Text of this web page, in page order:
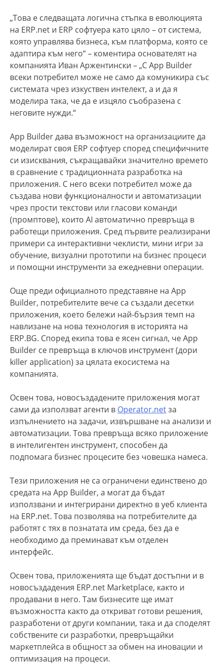
„Това е следващата логична стъпка в еволюцията
на ERP.net и ERP софтуера като цяло – от система,
която управлява бизнеса, към платформа, която се
адаптира към него“ – коментира основателят на
компанията Иван Аржентински – „С App Builder
всеки потребител може не само да комуникира със
системата чрез изкуствен интелект, а и да я
моделира така, че да е изцяло съобразена с
неговите нужди.“
App Builder дава възможност на организациите да
моделират своя ERP софтуер според специфичните
си изисквания, съкращавайки значително времето
в сравнение с традиционната разработка на
приложения. С него всеки потребител може да
създава нови функционалности и автоматизации
чрез прости текстови или гласови команди
(промптове), които AI автоматично превръща в
работещи приложения. Сред първите реализирани
примери са интерактивни чеклисти, мини игри за
обучение, визуални прототипи на бизнес процеси
и помощни инструменти за ежедневни операции.
Още преди официалното представяне на App
Builder, потребителите вече са създали десетки
приложения, което бележи най-бързия темп на
навлизане на нова технология в историята на
ERP.BG. Според екипа това е ясен сигнал, че App
Builder се превръща в ключов инструмент (дори
killer application) за цялата екосистема на
компанията.
Освен това, новосъздадените приложения могат
сами да използват агенти в Operator.netза
изпълнението на задачи, извършване на анализи и
автоматизации. Това превръща всяко приложение
в интелигентен инструмент, способен да
подпомага бизнес процесите без човешка намеса.
Тези приложения не са ограничени единствено до
средата на App Builder, а могат да бъдат
използвани и интегрирани директно в уеб клиента
на ERP.net. Това позволява на потребителите да
работят с тях в познатата им среда, без да е
необходимо да преминават към отделен
интерфейс.
Освен това, приложенията ще бъдат достъпни и в
новосъздадения ERP.net Marketplace, както и
продавани в него. Там бизнесите ще имат
възможността както да откриват готови решения,
разработени от други компании, така и да споделят
собствените си разработки, превръщайки
маркетплейса в общност за обмен на иновации и
оптимизация на процеси.